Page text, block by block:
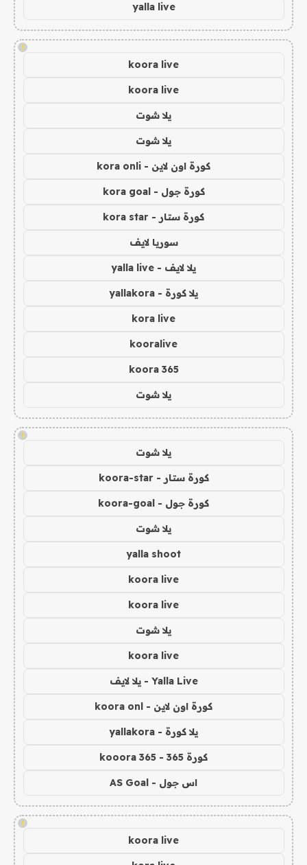
yalla live
!
koora live
koora live
يلا شوت
يلا شوت
كورة اون لاين - kora onli
كورة جول - kora goal
كورة ستار - kora star
سوريا لايف
يلا لايف - yalla live
يلا كورة - yallakora
kora live
kooralive
koora 365
يلا شوت
!
يلا شوت
كورة ستار - koora-star
كورة جول - koora-goal
يلا شوت
yalla shoot
koora live
koora live
يلا شوت
koora live
Yalla Live - يلا لايف
كورة اون لاين - koora onl
يلا كورة - yallakora
كورة 365 - kooora 365
اس جول - AS Goal
!
koora live